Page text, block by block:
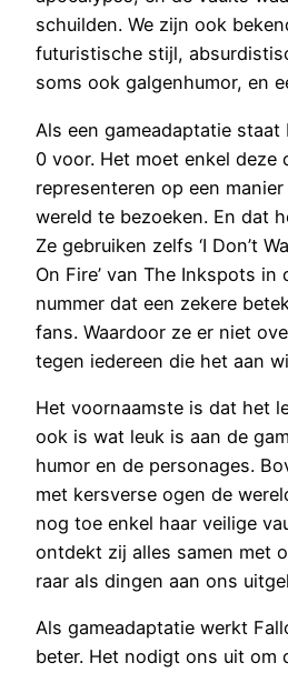
schuilden. We zijn ook
futuristische stijl,
soms ook galgenhumor, en
Als een gameadaptatie
0 voor. Het moet enkel deze
representeren op een
wereld te bezoeken. En dat
Ze gebruiken zelfs ‘I Don’t
On Fire’ van The Inkspots in
nummer dat een zekere
fans. Waardoor ze er niet
tegen iedereen die het aan
Het voornaamste is dat het
ook is wat leuk is aan de
humor en de personages.
met kersverse ogen de
nog toe enkel haar veilige
ontdekt zij alles samen met
raar als dingen aan ons
Als gameadaptatie werkt
beter. Het nodigt ons uit om